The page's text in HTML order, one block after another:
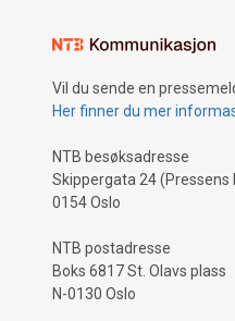
Vil du sende en
Her finner du mer
NTB besøksadresse
Skippergata 24 (Pressens
0154 Oslo
NTB postadresse
Boks 6817 St. Olavs plass
N-0130 Oslo